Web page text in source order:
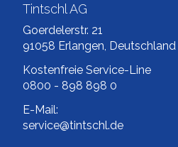
Tintschl AG
Goerdelerstr. 21
91058 Erlangen, Deutschland
Kostenfreie Service-Line
0800 - 898 898 0
E-Mail:
service@tintschl.de